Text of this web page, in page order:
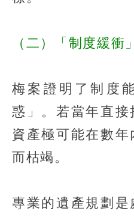
（二）「制度緩衝
梅案證明了制度
惑」。若當年直接
資產極可能在數
而枯竭。
專業的遺產規劃